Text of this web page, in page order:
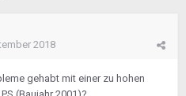
2018
gehabt mit einer zu hohen